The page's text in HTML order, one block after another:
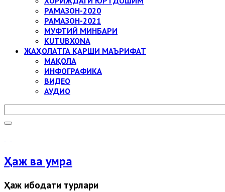
РАМАЗОН-2020
РАМАЗОН-2021
МУФТИЙ МИНБАРИ
KUTUBXONA
ЖАҲОЛАТГА ҚАРШИ МАЪРИФАТ
МАҚОЛА
ИНФОГРАФИКА
ВИДЕО
АУДИО
Ҳаж ва умра
Ҳаж ибодати турлари